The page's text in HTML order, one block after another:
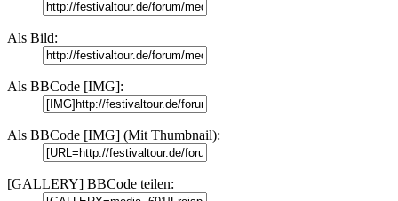
Als Bild:
Als BBCode [IMG]:
Als BBCode [IMG] (Mit Thumbnail):
[GALLERY] BBCode teilen: